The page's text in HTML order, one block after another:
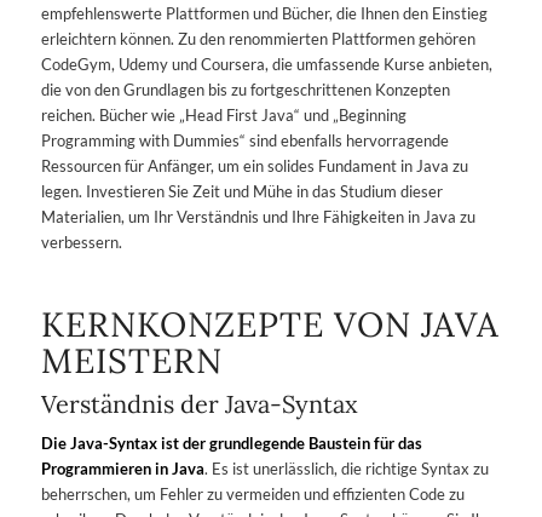
empfehlenswerte Plattformen und Bücher, die Ihnen den Einstieg
erleichtern können. Zu den renommierten Plattformen gehören
CodeGym, Udemy und Coursera, die umfassende Kurse anbieten,
die von den Grundlagen bis zu fortgeschrittenen Konzepten
reichen. Bücher wie „Head First Java“ und „Beginning
Programming with Dummies“ sind ebenfalls hervorragende
Ressourcen für Anfänger, um ein solides Fundament in Java zu
legen. Investieren Sie Zeit und Mühe in das Studium dieser
Materialien, um Ihr Verständnis und Ihre Fähigkeiten in Java zu
verbessern.
KERNKONZEPTE VON JAVA
MEISTERN
Verständnis der Java-Syntax
Die Java-Syntax ist der grundlegende Baustein für das
Programmieren in Java. Es ist unerlässlich, die richtige Syntax zu
beherrschen, um Fehler zu vermeiden und effizienten Code zu